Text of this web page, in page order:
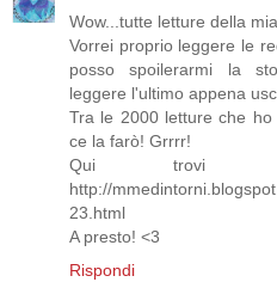
Wow...tutte letture della
Vorrei proprio leggere le
posso spoilerarmi la
leggere l'ultimo appena
Tra le 2000 letture che
ce la farò! Grrrr!
Qui trovi
http://
23.html
A presto! <3
Rispondi